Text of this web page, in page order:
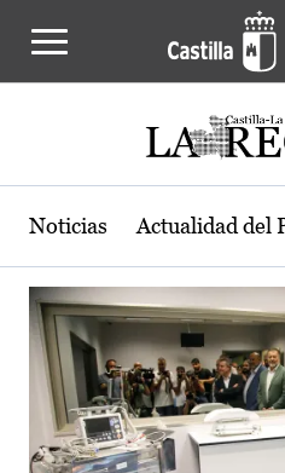
Actualidad de la
Noticias Actualidad del